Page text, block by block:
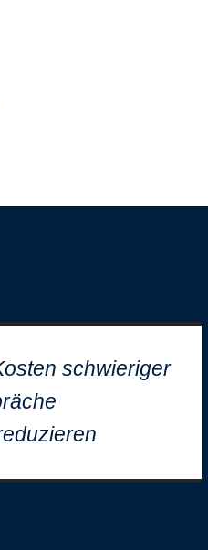
schwieriger